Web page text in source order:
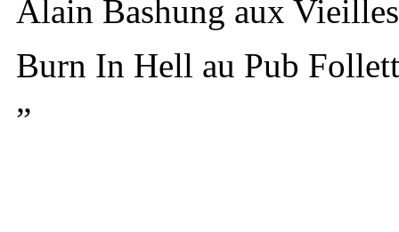
Alain Bashung aux
Burn In Hell au Pub
”